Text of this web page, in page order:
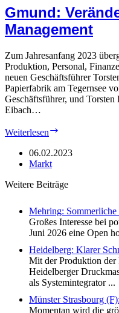
Gmund:
Management
Zum Jahresanfang 2023
Produktion, Personal,
neuen Geschäftsführer
Papierfabrik am Tegernsee
Geschäftsführer, und
Eibach…
Weiterlesen
im
06.02.2023
Markt
Weitere Beiträge
Mehring: Sommerliche
Großes Interesse bei
Juni 2026 eine Open
Heidelberg: Klarer
Mit der Produktion der
Heidelberger
als Systemintegrator ...
Münster Strasbourg
Momentan wird die